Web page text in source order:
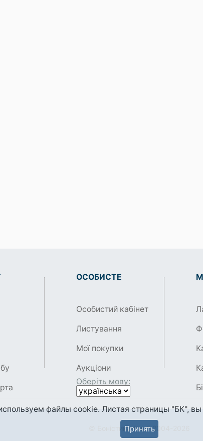
ОСОБИСТЕ
Особистий кабінет
Листування
Мої покупки
Аукціони
Оберіть мову:
© Боністика-Клуб 2004-2026
файлы cookie. Листая страницы "БК", вы
Принять